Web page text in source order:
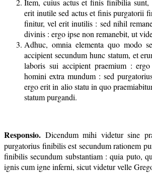
Item, cuius actus et finis finibilia
erit inutile sed actus et finis purgatorii
finitur, vel erit inutilis : sed nihil
divinis : ergo ipse non remanebit, ut
Adhuc, omnia elementa quo modo
accipient secundum hunc statum, et
laboris sui accipient praemium :
homini extra mundum : sed
ergo erit in alio statu in quo
statum purgandi.
Responsio. Dicendum mihi videtur sine
purgatorius finibilis est secundum rationem
finibilis secundum substantiam : quia puto,
ignis cum igne inferni, sicut videtur velle